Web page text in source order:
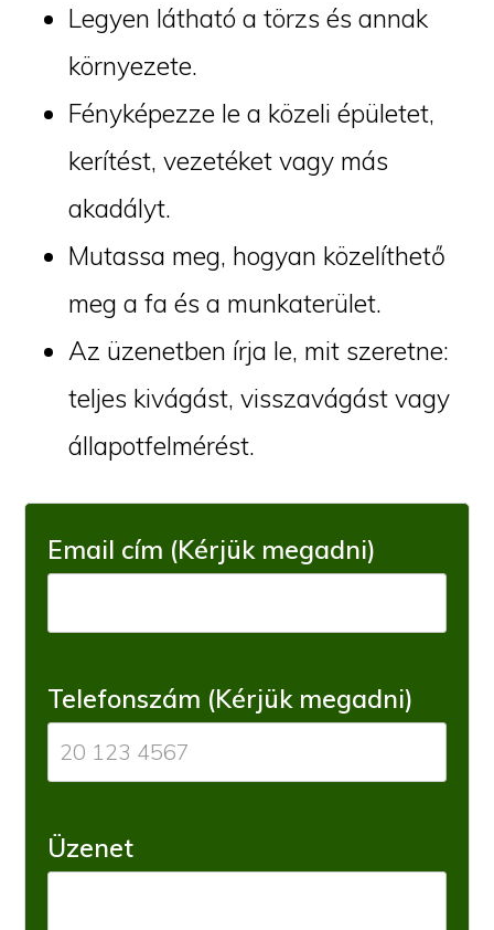
Legyen látható a törzs és annak
környezete.
Fényképezze le a közeli épületet,
kerítést, vezetéket vagy más
akadályt.
Mutassa meg, hogyan közelíthető
meg a fa és a munkaterület.
Az üzenetben írja le, mit szeretne:
teljes kivágást, visszavágást vagy
állapotfelmérést.
Email cím (Kérjük megadni)
Telefonszám (Kérjük megadni)
Üzenet